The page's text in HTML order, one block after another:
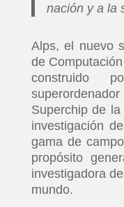
nación y a la
Alps, el nuevo
de
construido
Superchip de
investigación
gama de
propósito
investigadora
mundo.